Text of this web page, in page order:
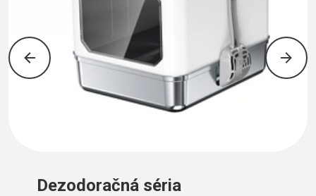
Dezodoračná séria